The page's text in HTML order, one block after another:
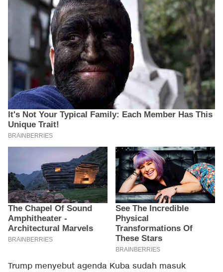
Trump menyebut agenda Kuba sudah masuk